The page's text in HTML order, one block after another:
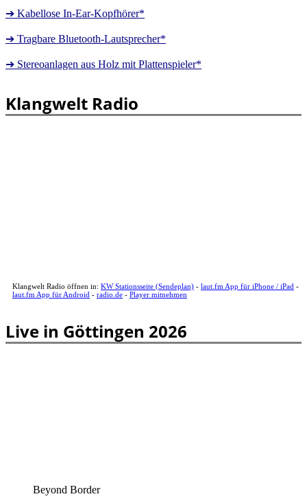
➔ Kabellose In-Ear-Kopfhörer*
➔ Tragbare Bluetooth-Lautsprecher*
➔ Stereoanlagen aus Holz mit Plattenspieler*
Klangwelt Radio
Klangwelt Radio öffnen in: KW Stationsseite (Sendeplan) - laut.fm App für iPhone / iPad -
laut.fm App für Android - radio.de - Player mitnehmen
Live in Göttingen 2026
Beyond Border